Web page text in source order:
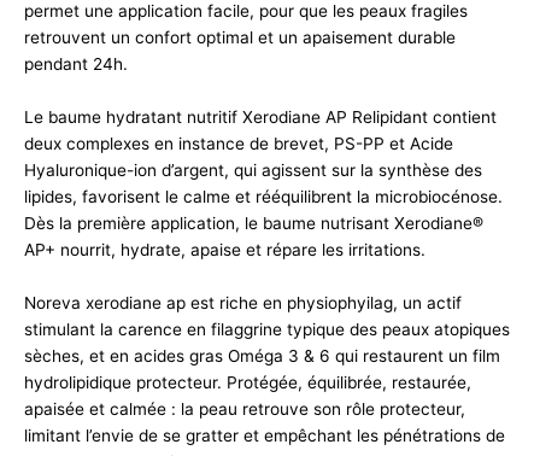
permet une application facile, pour que les peaux fragiles
retrouvent un confort optimal et un apaisement durable
pendant 24h.
Le baume hydratant nutritif Xerodiane AP Relipidant contient
deux complexes en instance de brevet, PS-PP et Acide
Hyaluronique-ion d’argent, qui agissent sur la synthèse des
lipides, favorisent le calme et rééquilibrent la microbiocénose.
Dès la première application, le baume nutrisant Xerodiane®
AP+ nourrit, hydrate, apaise et répare les irritations.
Noreva xerodiane ap est riche en physiophyilag, un actif
stimulant la carence en filaggrine typique des peaux atopiques
sèches, et en acides gras Oméga 3 & 6 qui restaurent un film
hydrolipidique protecteur. Protégée, équilibrée, restaurée,
apaisée et calmée : la peau retrouve son rôle protecteur,
limitant l’envie de se gratter et empêchant les pénétrations de